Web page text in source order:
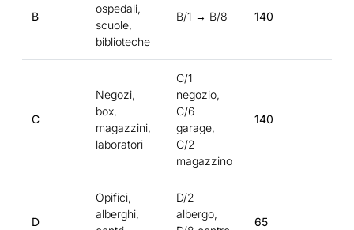
B
ospedali,
scuole,
biblioteche
B/1 → B/8 140
C
Negozi,
box,
magazzini,
laboratori
C/1
negozio,
C/6
garage,
C/2
magazzino
140
D
Opifici,
alberghi,
D/2
albergo,
65